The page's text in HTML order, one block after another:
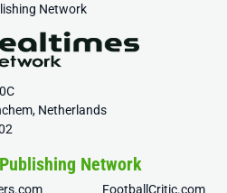
Network
Netherlands
Network
FootballCritic.com